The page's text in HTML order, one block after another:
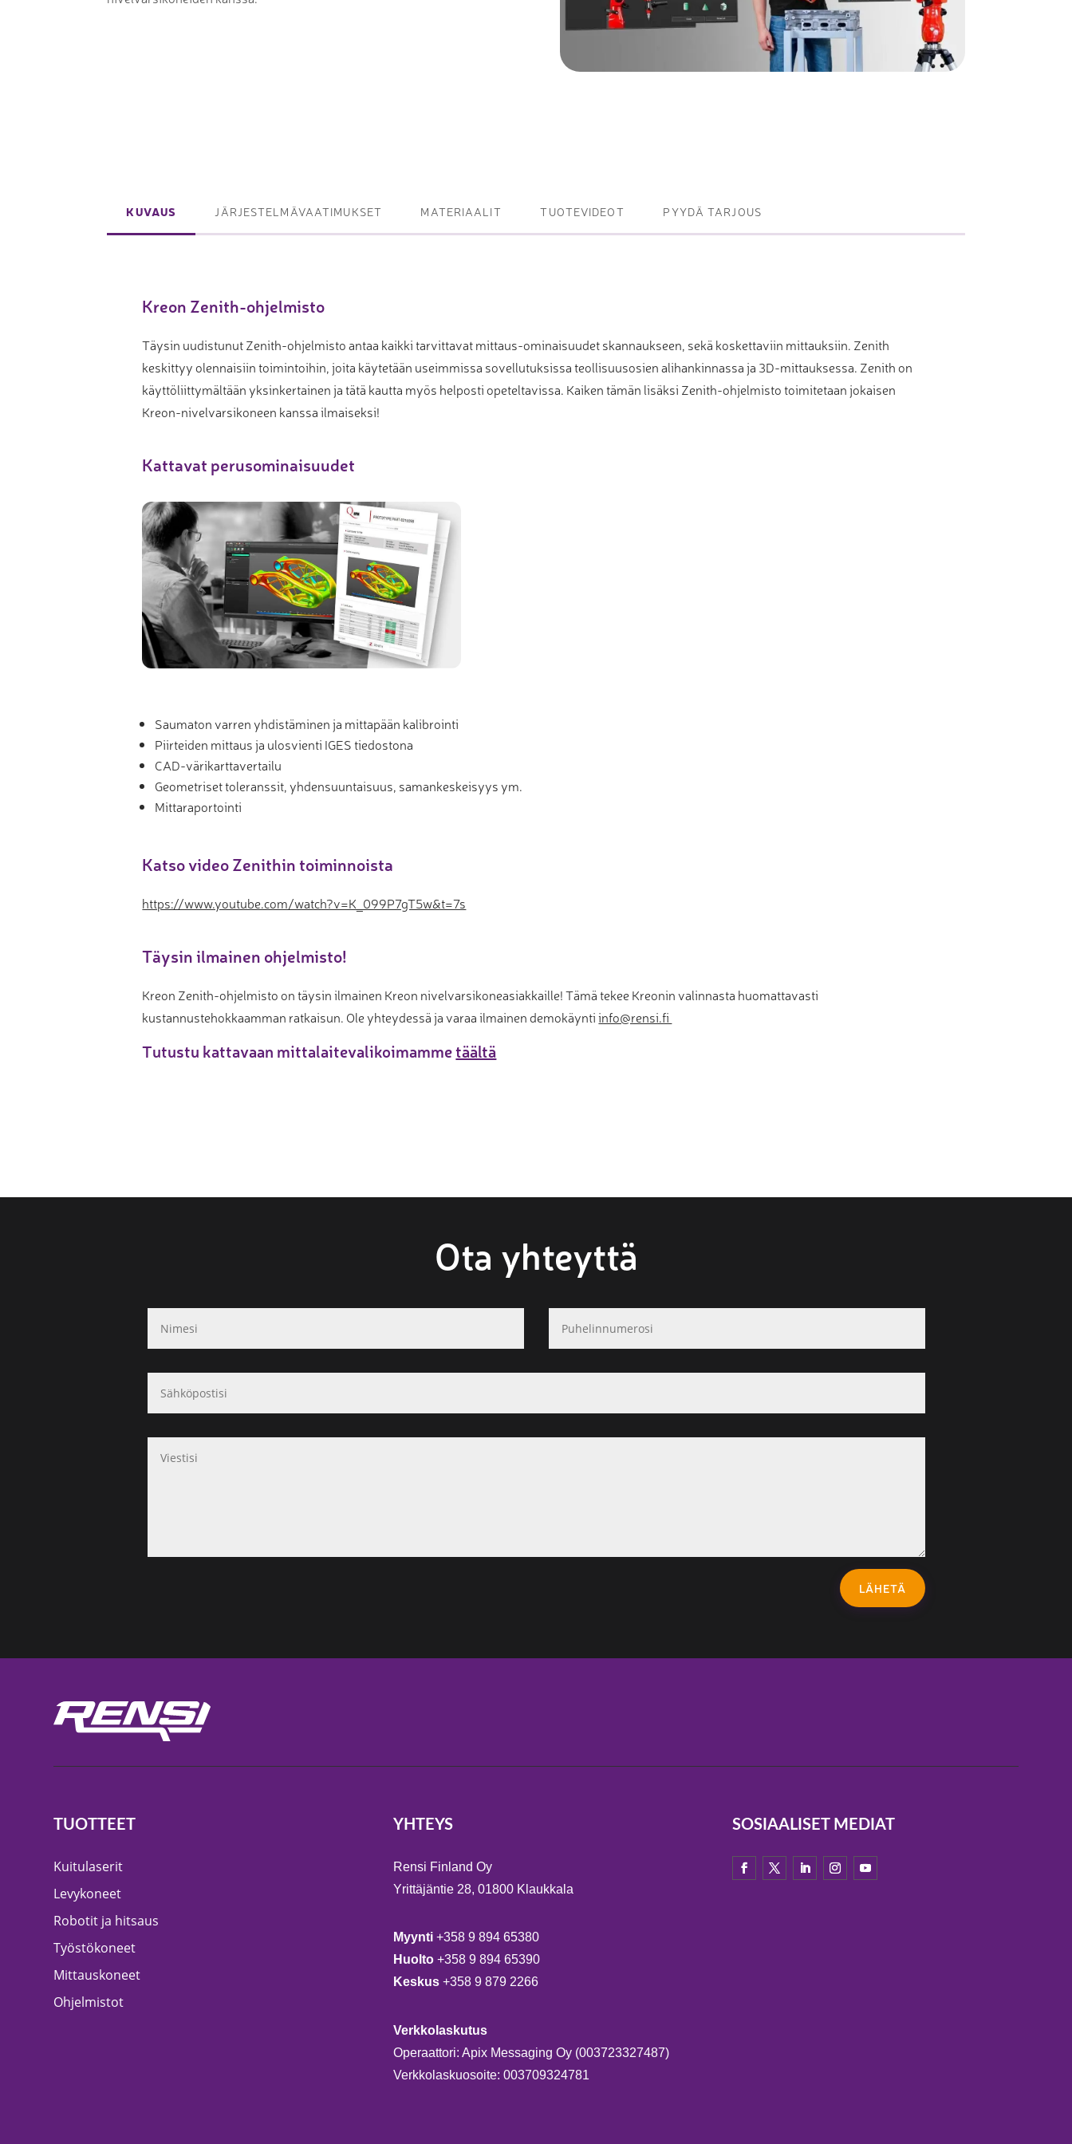
Metallisahat
Profiilikoneet ja -sahat
Nivelvarsimittakoneet
3D-skannerit
3D-mittauksen oheistuotteet
FAIRINO hitsasutuotteet
KUVAUS JÄRJESTELMÄVAATIMUKSET MATERIAALIT TUOTEVIDEOT PYYDÄ TARJOUS
Kreon Zenith-ohjelmisto
Täysin uudistunut Zenith-ohjelmisto antaa kaikki tarvittavat mittaus-ominaisuudet skannaukseen, sekä koskettaviin mittauksiin. Zenith
keskittyy olennaisiin toimintoihin, joita käytetään useimmissa sovellutuksissa teollisuusosien alihankinnassa ja 3D-mittauksessa. Zenith on
käyttöliittymältään yksinkertainen ja tätä kautta myös helposti opeteltavissa. Kaiken tämän lisäksi Zenith-ohjelmisto toimitetaan jokaisen
Kreon-nivelvarsikoneen kanssa ilmaiseksi!
Kattavat perusominaisuudet
Saumaton varren yhdistäminen ja mittapään kalibrointi
Piirteiden mittaus ja ulosvienti IGES tiedostona
CAD-värikarttavertailu
Geometriset toleranssit, yhdensuuntaisuus, samankeskeisyys ym.
Mittaraportointi
Katso video Zenithin toiminnoista
https://www.youtube.com/watch?v=K_099P7gT5w&t=7s
Täysin ilmainen ohjelmisto!
Kreon Zenith-ohjelmisto on täysin ilmainen Kreon nivelvarsikoneasiakkaille! Tämä tekee Kreonin valinnasta huomattavasti
kustannustehokkaamman ratkaisun. Ole yhteydessä ja varaa ilmainen demokäyntiinfo@rensi.fi
Tutustu kattavaan mittalaitevalikoimammetäältä
Ota yhteyttä
LÄHETÄ
TUOTTEET
Kuitulaserit
Levykoneet
Robotit ja hitsaus
Työstökoneet
Mittauskoneet
Ohjelmistot
YHTEYS
Rensi Finland Oy
Yrittäjäntie 28, 01800 Klaukkala
Myynti +358 9 894 65380
Huolto +358 9 894 65390
Keskus +358 9 879 2266
Verkkolaskutus
Operaattori: Apix Messaging Oy (003723327487)
Verkkolaskuosoite: 003709324781
SOSIAALISET MEDIAT